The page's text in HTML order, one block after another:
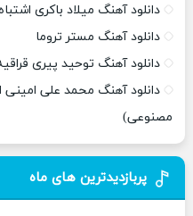
دانلود آهنگ میلاد باکری
دانلود آهنگ مستر تروما
دانلود آهنگ توحید پیری
دانلود آهنگ محمد علی
مصنوعی)
پربازدیدترین های ماه